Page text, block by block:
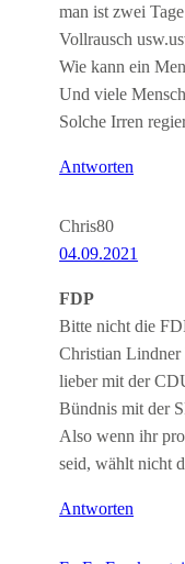
man ist zwei
Vollrausch
Wie kann ein
Und viele
Solche Irren
Antworten
Chris80
04.09.2021
FDP
Bitte nicht die
Christian Lindner
lieber mit der
Bündnis mit der
Also wenn ihr
seid, wählt nicht
Antworten